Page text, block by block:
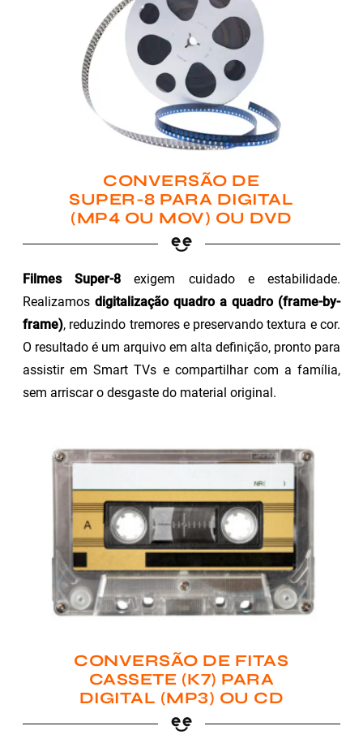
CONVERSÃO DE
SUPER-8 PARA DIGITAL
(MP4 OU MOV) OU DVD
Filmes Super-8 exigem cuidado e estabilidade.
Realizamos digitalização quadro a quadro (frame-by-
frame), reduzindo tremores e preservando textura e cor.
O resultado é um arquivo em alta definição, pronto para
assistir em Smart TVs e compartilhar com a família,
sem arriscar o desgaste do material original.
CONVERSÃO DE FITAS
CASSETE (K7) PARA
DIGITAL (MP3) OU CD